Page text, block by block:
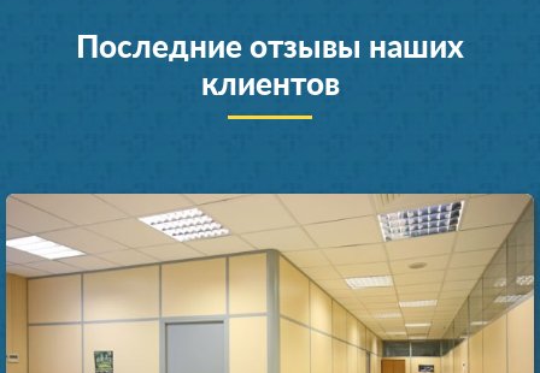
Последние отзывы наших
клиентов